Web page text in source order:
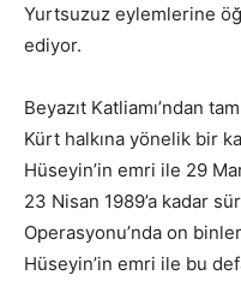
Yurtsuzuz eylemlerine
ediyor.
Beyazıt Katliamı’ndan
Kürt halkına yönelik bir
Hüseyin’in emri ile 29
23 Nisan 1989’a kadar
Operasyonu’nda on
Hüseyin’in emri ile bu